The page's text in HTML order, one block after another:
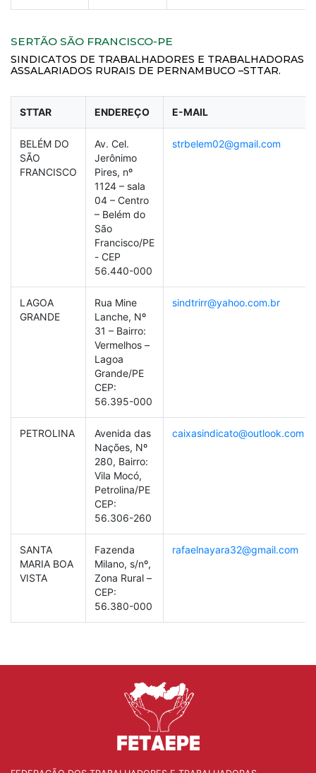
SERTÃO SÃO FRANCISCO-PE
SINDICATOS DE TRABALHADORES E TRABALHADORAS
ASSALARIADOS RURAIS DE PERNAMBUCO –STTAR.
STTAR ENDEREÇO E-MAIL
BELÉM DO
SÃO
FRANCISCO
Av. Cel.
Jerônimo
Pires, nº
1124 – sala
04 – Centro
– Belém do
São
Francisco/PE
- CEP
56.440-000
strbelem02@gmail.com
LAGOA
GRANDE
Rua Mine
Lanche, Nº
31 – Bairro:
Vermelhos –
Lagoa
Grande/PE
CEP:
56.395-000
sindtrirr@yahoo.com.br
PETROLINA
Avenida das
Nações, Nº
280, Bairro:
Vila Mocó,
Petrolina/PE
CEP:
56.306-260
caixasindicato@outlook.com
SANTA
MARIA BOA
VISTA
Fazenda
Milano, s/nº,
Zona Rural –
CEP:
56.380-000
rafaelnayara32@gmail.com